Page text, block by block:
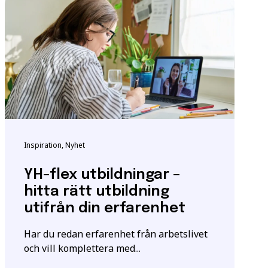
Inspiration, Nyhet
YH-flex utbildningar –
hitta rätt utbildning
utifrån din erfarenhet
Har du redan erfarenhet från arbetslivet
och vill komplettera med...
utbildningen.
samtyckesavtalet
för
för att säkerställa